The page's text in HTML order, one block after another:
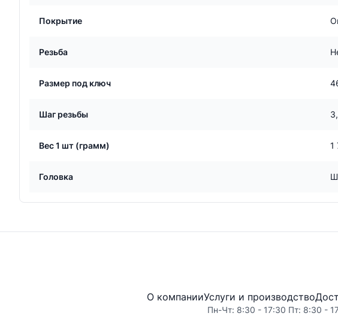
Покрытие
Резьба
Размер под ключ
Шаг резьбы
Вес 1 шт (грамм) 1
Головка
О компанииУслуги и производство
Пн-Чт: 8:30 - 17:30 Пт: 8:30 -